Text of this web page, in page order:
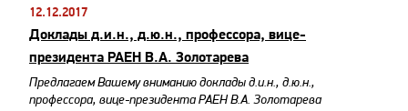
12.12.2017
Доклады д.и.н., д.ю.н., профессора, вице-
президента РАЕН В.А. Золотарева
​Предлагаем Вашему вниманию доклады д.и.н., д.ю.н.,
профессора, вице-президента РАЕН В.А. Золотарева